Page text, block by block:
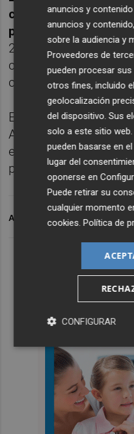
contabilizado un
pasajeros,lo que
20,6% respecto a las
cantidad muy
cuando se
En cuanto al
AIRM contó con
enero y abril, un
pasado.
ARCHIVADO EN
anuncios y
anuncios y
sobre la audiencia y
Proveedores de
pueden procesar
otros fines, incluido
geolocalización
del dispositivo. Sus
solo a este sitio
pueden basarse en
lugar del
oponerse en
Puede retirar su
cualquier momento
cookies .Política de
CONFIGURAR